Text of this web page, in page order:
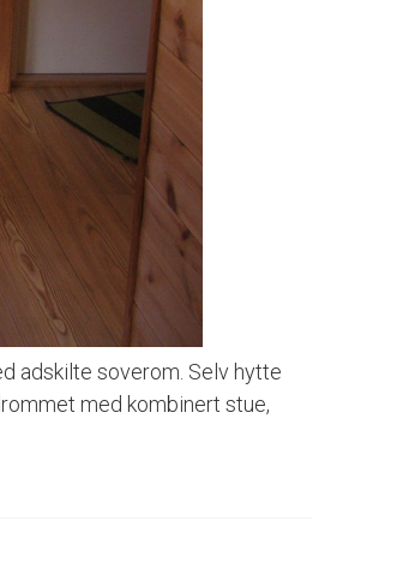
adskilte soverom. Selv hytte
med kombinert stue,